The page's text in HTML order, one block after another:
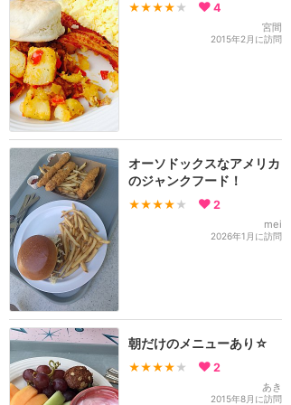
★★★★ ★ 4
宮間
2015年2月に訪問
オーソドックスなアメリカ
のジャンクフード！
★★★★ ★ 2
mei
2026年1月に訪問
朝だけのメニューあり☆
★★★★ ★ 2
あき
2015年8月に訪問